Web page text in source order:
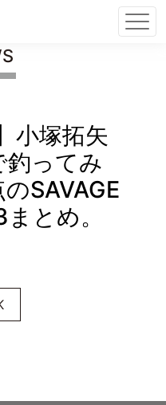
小塚拓矢
釣ってみ
SAVAGE
とめ。